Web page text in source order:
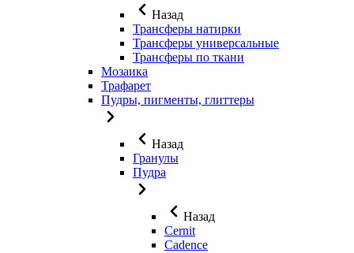
Назад
Трансферы натирки
Трансферы универсальные
Трансферы по ткани
Мозаика
Трафарет
Пудры, пигменты, глиттеры
Назад
Гранулы
Пудра
Назад
Cernit
Cadence